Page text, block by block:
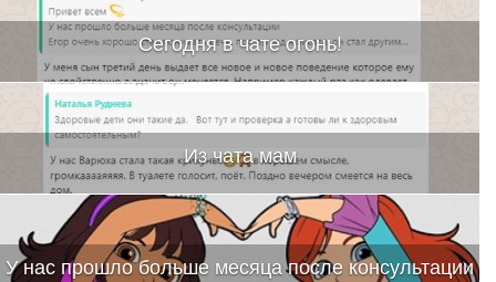
Сегодня в чате огонь!
Из чата мам
У нас прошло больше месяца после консультации